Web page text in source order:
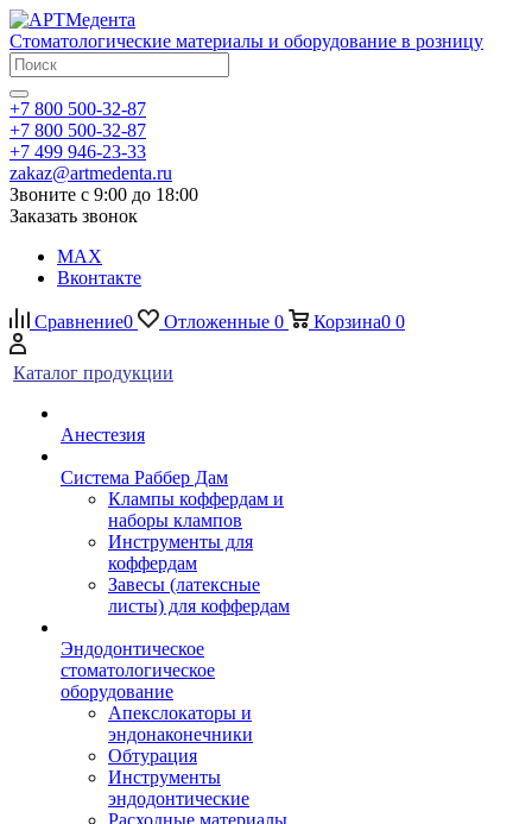
Стоматологические материалы и оборудование в розницу
+7 800 500-32-87
+7 800 500-32-87
+7 499 946-23-33
zakaz@artmedenta.ru
Звоните с 9:00 до 18:00
Заказать звонок
MAX
Вконтакте
Сравнение0 Отложенные 0 Корзина0 0
Каталог продукции
Анестезия
Система Раббер Дам
Клампы коффердам и
наборы клампов
Инструменты для
коффердам
Завесы (латексные
листы) для коффердам
Эндодонтическое
стоматологическое
оборудование
Апекслокаторы и
эндонаконечники
Обтурация
Инструменты
эндодонтические
Расходные материалы